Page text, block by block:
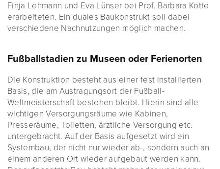
Finja Lehmann und Eva Lünser bei Prof. Barbara Kotte
erarbeiteten. Ein duales Baukonstrukt soll dabei
verschiedene Nachnutzungen möglich machen.
Fußballstadien zu Museen oder Ferienorten
Die Konstruktion besteht aus einer fest installierten
Basis, die am Austragungsort der Fußball-
Weltmeisterschaft bestehen bleibt. Hierin sind alle
wichtigen Versorgungsräume wie Kabinen,
Presseräume, Toiletten, ärztliche Versorgung etc.
untergebracht. Auf der Basis aufgesetzt wird ein
Systembau, der nicht nur wieder ab-, sondern auch an
einem anderen Ort wieder aufgebaut werden kann.